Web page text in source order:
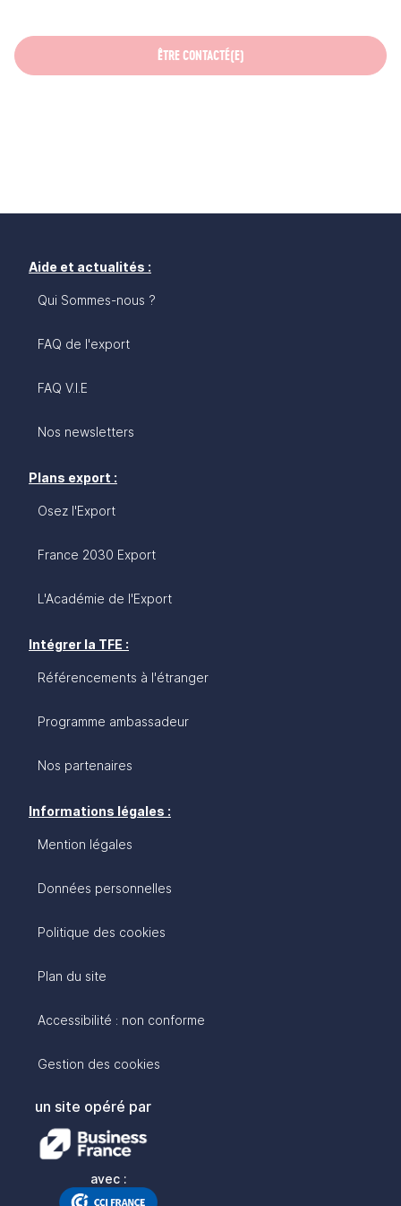
ÊTRE CONTACTÉ(E)
Aide et actualités :
Qui Sommes-nous ?
FAQ de l'export
FAQ V.I.E
Nos newsletters
Plans export :
Osez l'Export
France 2030 Export
L'Académie de l'Export
Intégrer la TFE :
Référencements à l'étranger
Programme ambassadeur
Nos partenaires
Informations légales :
Mention légales
Données personnelles
Politique des cookies
Plan du site
Accessibilité : non conforme
Gestion des cookies
un site opéré par
avec :